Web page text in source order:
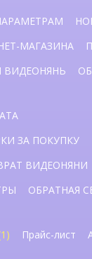
МАГАЗИНА
ВИДЕОНЯНЬ
ЗА ПОКУПКУ
ВИДЕОНЯНИ
ОБРАТНАЯ
Прайс-лист